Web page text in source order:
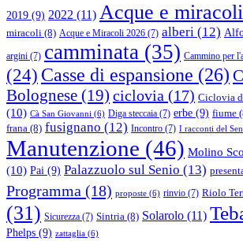
2019 (9) 2022 (11) Acque e miracoli
miracoli (8) Acque e Miracoli 2026 (7) alberi (12)
argini (7) camminata (35) Cammino per
(24) Casse di espansione (26)
Bolognese (19) ciclovia (17) Ciclovia
(10) Cà San Giovanni (6) Diga steccaia (7) erbe (9) fiume
frana (8) fusignano (12) Incontro (7) I racconti del
Manutenzione (46) Molino
(10) Pai (9) Palazzuolo sul Senio (13)
Programma (18) proposte (6) rinvio (7) Riolo
(31) Sicurezza (7) Sintria (8) Solarolo (11)
Phelps (9) zattaglia (6)